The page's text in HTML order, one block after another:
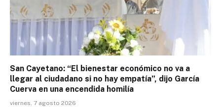
San Cayetano: “El bienestar económico no va a
llegar al ciudadano si no hay empatía”, dijo García
Cuerva en una encendida homilía
viernes, 7 agosto 2026